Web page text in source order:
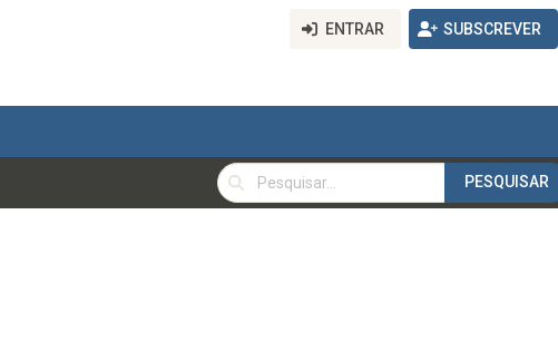
ENTRAR SUBSCREVER
PESQUISAR
PESQUISAR